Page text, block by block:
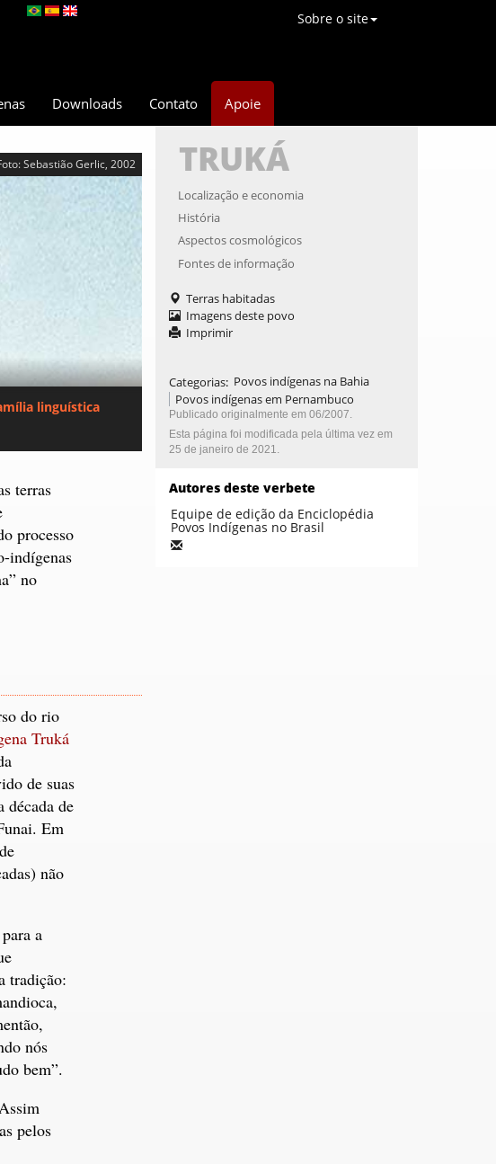
Sobre o site
Downloads Contato Apoie
Sebastião Gerlic, 2002
linguística
terras
processo
indígenas
no
do rio
Truká
de suas
década de
Em
não
a
tradição:
nós
bem”.
pelos
TRUKÁ
Localização e economia
História
Aspectos cosmológicos
Fontes de informação
Terras habitadas
Imagens deste povo
Imprimir
Categorias: Povos indígenas na Bahia
Povos indígenas em Pernambuco
Publicado originalmente em 06/2007.
Esta página foi modificada pela última vez em
25 de janeiro de 2021.
Autores deste verbete
Equipe de edição da Enciclopédia
Povos Indígenas no Brasil